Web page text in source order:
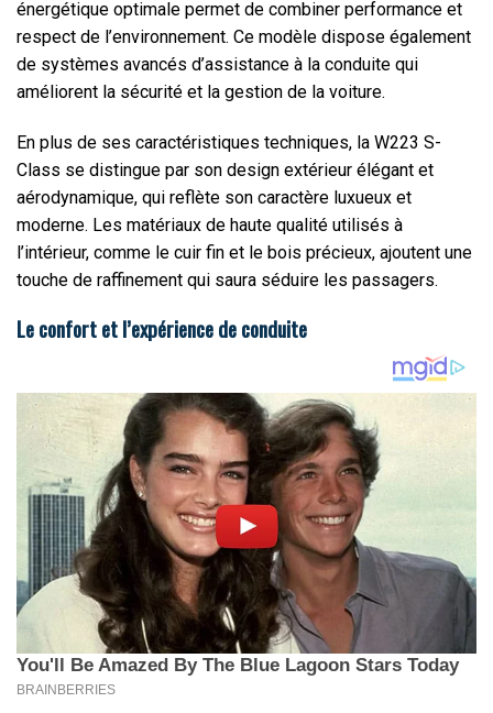
énergétique optimale permet de combiner performance et
respect de l’environnement. Ce modèle dispose également
de systèmes avancés d’assistance à la conduite qui
améliorent la sécurité et la gestion de la voiture.
En plus de ses caractéristiques techniques, la W223 S-
Class se distingue par son design extérieur élégant et
aérodynamique, qui reflète son caractère luxueux et
moderne. Les matériaux de haute qualité utilisés à
l’intérieur, comme le cuir fin et le bois précieux, ajoutent une
touche de raffinement qui saura séduire les passagers.
Le confort et l’expérience de conduite